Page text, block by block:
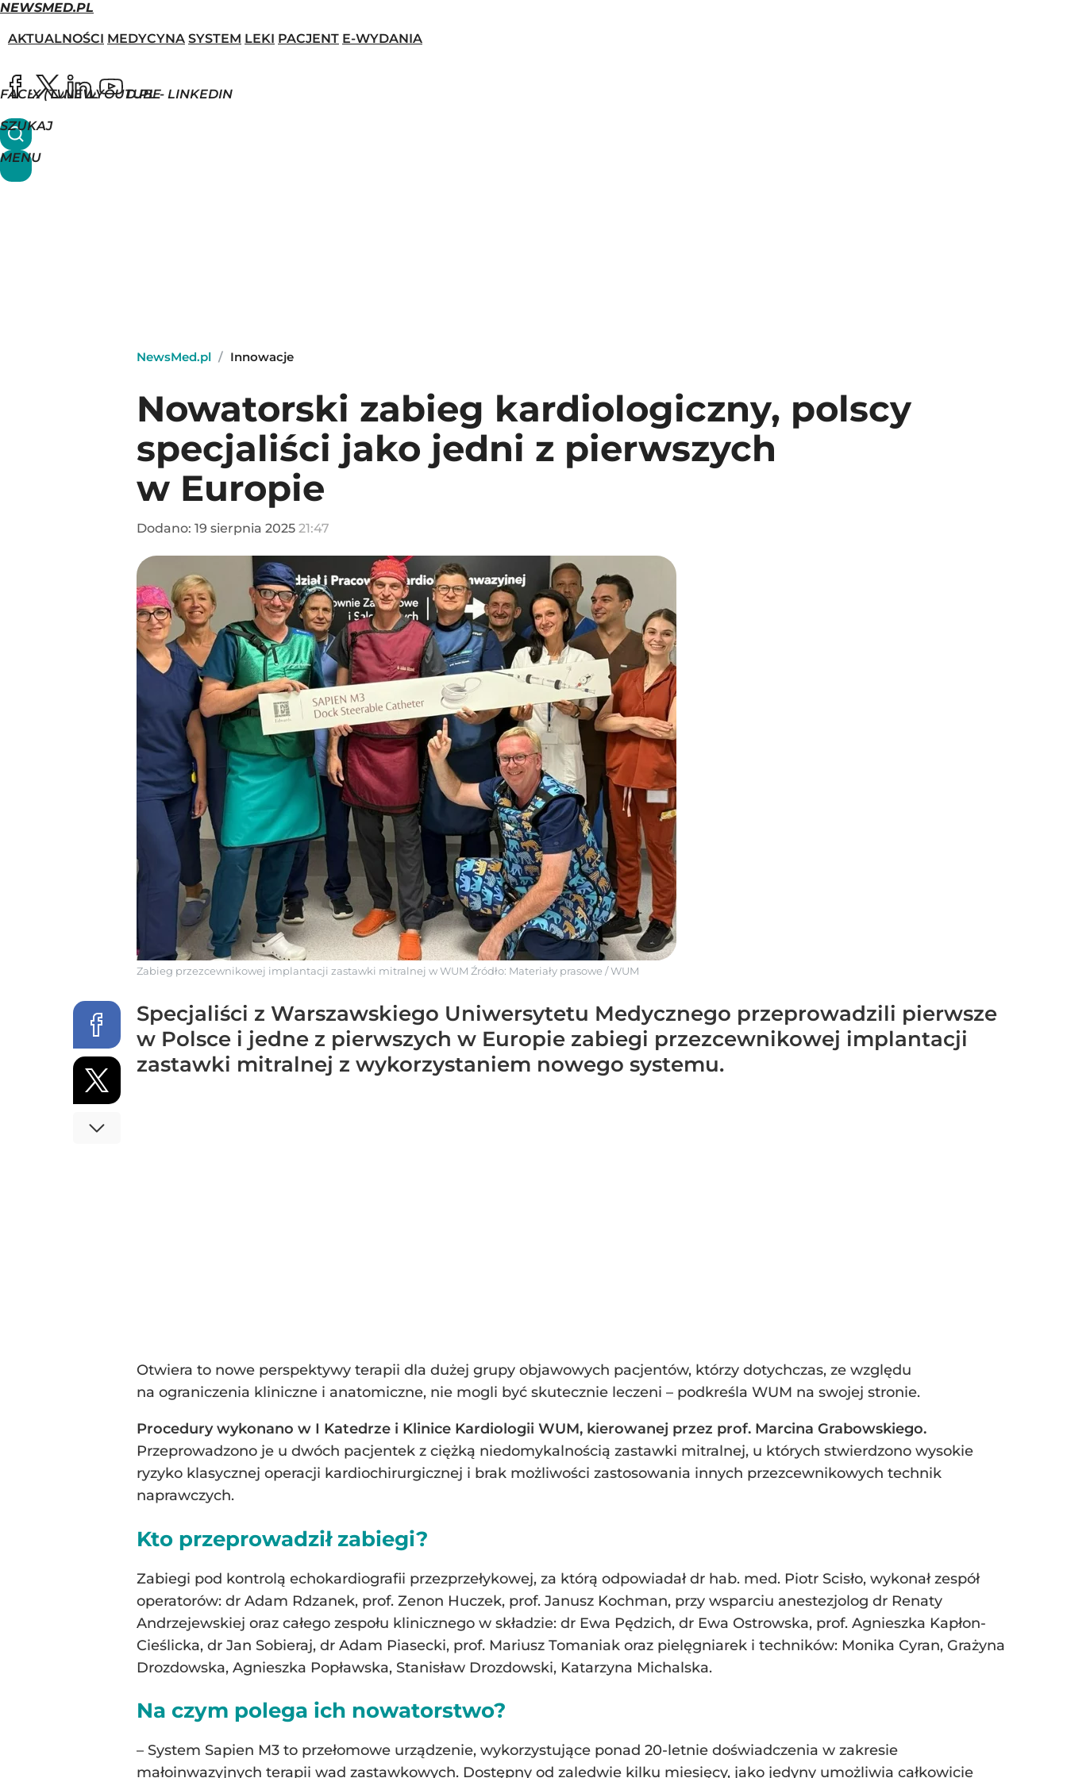
NEWSMED.PL
AKTUALNOŚCI MEDYCYNA SYSTEM LEKI PACJENT E-WYDANIA
FACEBOOK
X (TWITTER)
NEWSMED.PL - LINKEDIN
YOUTUBE
SZUKAJ
MENU
NewsMed.pl / Innowacje
Nowatorski zabieg kardiologiczny, polscy
specjaliści jako jedni z pierwszych
w Europie
Dodano: 19 sierpnia 2025 21:47
Zabieg przezcewnikowej implantacji zastawki mitralnej w WUM Źródło: Materiały prasowe /WUM
Specjaliści z Warszawskiego Uniwersytetu Medycznego przeprowadzili pierwsze
w Polsce i jedne z pierwszych w Europie zabiegi przezcewnikowej implantacji
zastawki mitralnej z wykorzystaniem nowego systemu.
Otwiera to nowe perspektywy terapii dla dużej grupy objawowych pacjentów, którzy dotychczas, ze względu
na ograniczenia kliniczne i anatomiczne, nie mogli być skutecznie leczeni – podkreśla WUM na swojej stronie.
Procedury wykonano w I Katedrze i Klinice Kardiologii WUM, kierowanej przez prof. Marcina Grabowskiego.
Przeprowadzono je u dwóch pacjentek z ciężką niedomykalnością zastawki mitralnej, u których stwierdzono wysokie
ryzyko klasycznej operacji kardiochirurgicznej i brak możliwości zastosowania innych przezcewnikowych technik
naprawczych.
Kto przeprowadził zabiegi?
Zabiegi pod kontrolą echokardiografii przezprzełykowej, za którą odpowiadał dr hab. med. Piotr Scisło, wykonał zespół
operatorów: dr Adam Rdzanek, prof. Zenon Huczek, prof. Janusz Kochman, przy wsparciu anestezjolog dr Renaty
Andrzejewskiej oraz całego zespołu klinicznego w składzie: dr Ewa Pędzich, dr Ewa Ostrowska, prof. Agnieszka Kapłon-
Cieślicka, dr Jan Sobieraj, dr Adam Piasecki, prof. Mariusz Tomaniak oraz pielęgniarek i techników: Monika Cyran, Grażyna
Drozdowska, Agnieszka Popławska, Stanisław Drozdowski, Katarzyna Michalska.
Na czym polega ich nowatorstwo?
– System Sapien M3 to przełomowe urządzenie, wykorzystujące ponad 20-letnie doświadczenia w zakresie
małoinwazyjnych terapii wad zastawkowych. Dostępny od zaledwie kilku miesięcy, jako jedyny umożliwia całkowicie